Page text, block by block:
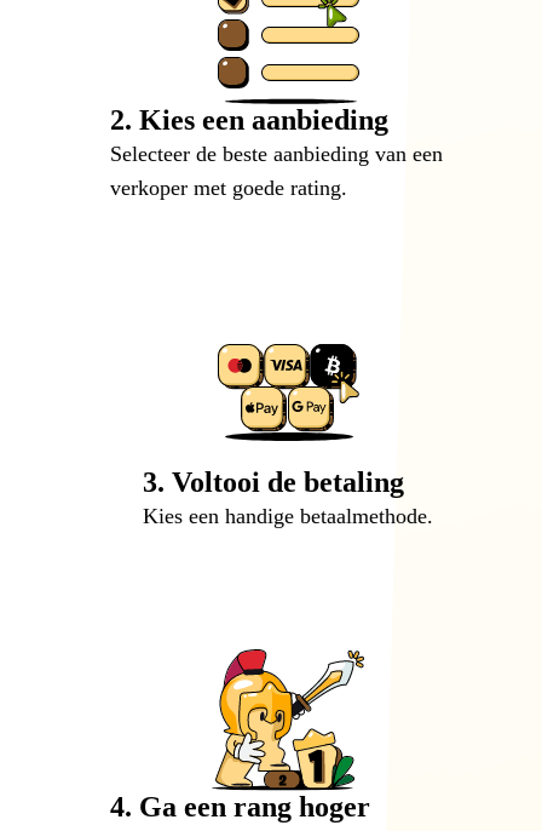
2. Kies een aanbieding
Selecteer de beste aanbieding van een
verkoper met goede rating.
3. Voltooi de betaling
Kies een handige betaalmethode.
4. Ga een rang hoger